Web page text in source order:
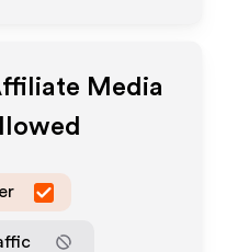
Media